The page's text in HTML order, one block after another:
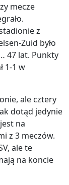
mecze
z
Zuid było
47 lat. Punkty
1-1 w
ale cztery
dotąd jedynie
na
z 3 meczów.
ale te
na koncie